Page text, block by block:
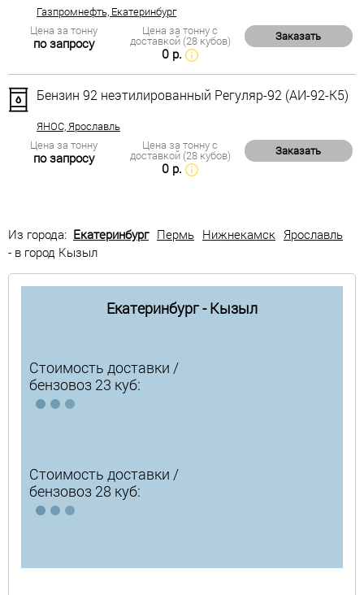
Газпромнефть, Екатеринбург
Цена за тонну
по запросу
Цена за тонну с
доставкой (28 кубов)
0 р.
Заказать
Бензин 92 неэтилированный Регуляр-92 (АИ-92-К5)
ЯНОС, Ярославль
Цена за тонну
по запросу
Цена за тонну с
доставкой (28 кубов)
0 р.
Заказать
Из города: Екатеринбург Пермь Нижнекамск Ярославль
- в город Кызыл
Екатеринбург - Кызыл
Стоимость доставки /
бензовоз 23 куб:
Стоимость доставки /
бензовоз 28 куб: